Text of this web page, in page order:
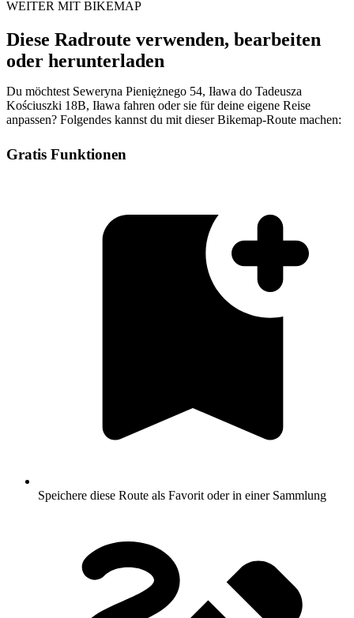
WEITER MIT BIKEMAP
Diese Radroute verwenden, bearbeiten
oder herunterladen
Du möchtest Seweryna Pieniężnego 54, Iława do Tadeusza
Kościuszki 18B, Iława fahren oder sie für deine eigene Reise
anpassen? Folgendes kannst du mit dieser Bikemap-Route machen:
Gratis Funktionen
Speichere diese Route als Favorit oder in einer Sammlung